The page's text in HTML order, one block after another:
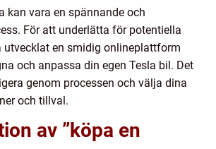
kan vara en spännande och
För att underlätta för potentiella
utvecklat en smidig onlineplattform
och anpassa din egen Tesla bil. Det
genom processen och välja dina
och tillval.
av ”köpa en